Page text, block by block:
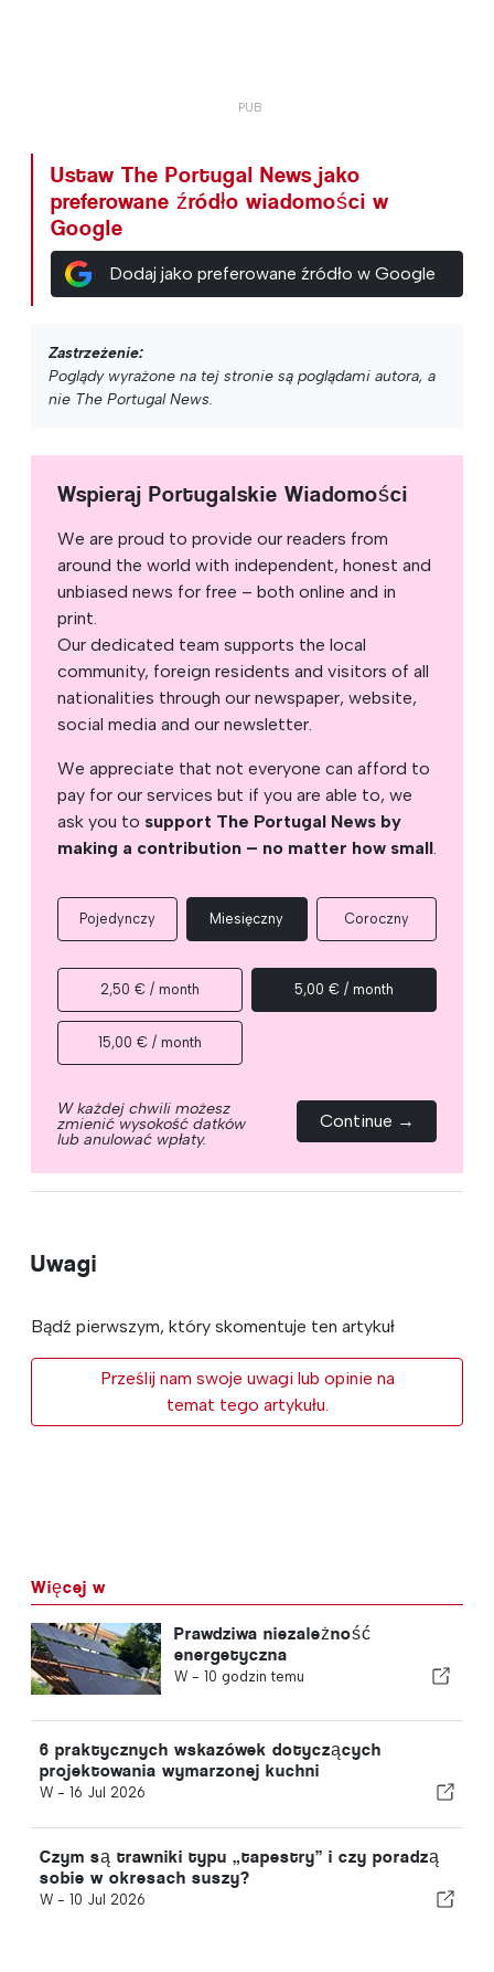
Ustaw The Portugal News jako
preferowane źródło wiadomości w
Google
Dodaj jako preferowane źródło w Google
Zastrzeżenie:
Poglądy wyrażone na tej stronie są poglądami autora, a
nie The Portugal News.
Wspieraj Portugalskie Wiadomości
We are proud to provide our readers from
around the world with independent, honest and
unbiased news for free – both online and in
print.
Our dedicated team supports the local
community, foreign residents and visitors of all
nationalities through our newspaper, website,
social media and our newsletter.
We appreciate that not everyone can afford to
pay for our services but if you are able to, we
ask you to support The Portugal News by
making a contribution – no matter how small.
Pojedynczy Miesięczny Coroczny
2,50 € / month 5,00 € / month
15,00 € / month
W każdej chwili możesz
zmienić wysokość datków
lub anulować wpłaty.
Continue →
Uwagi
Bądź pierwszym, który skomentuje ten artykuł
Prześlij nam swoje uwagi lub opinie na
temat tego artykułu.
Więcej w
Prawdziwa niezależność
energetyczna
W - 10 godzin temu
6 praktycznych wskazówek dotyczących
projektowania wymarzonej kuchni
W - 16 Jul 2026
Czym są trawniki typu „tapestry” i czy poradzą
sobie w okresach suszy?
W - 10 Jul 2026